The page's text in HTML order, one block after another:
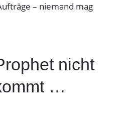
– niemand mag
nicht
…